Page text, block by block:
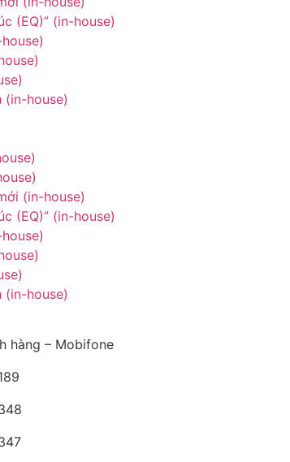
(EQ)” (in-house)
house)
(in-house)
(EQ)” (in-house)
house)
hàng – Mobifone